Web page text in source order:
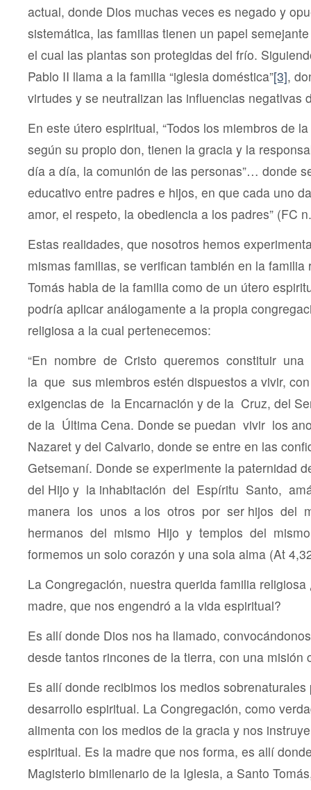
actual, donde Dios muchas veces es negado y
sistemática, las familias tienen un papel
el cual las plantas son protegidas del frío.
Pablo II llama a la familia “iglesia doméstica”[3],
virtudes y se neutralizan las influencias negativas
En este útero espiritual, “Todos los miembros de
según su propio don, tienen la gracia y la
día a día, la comunión de las personas”… donde
educativo entre padres e hijos, en que cada uno
amor, el respeto, la obediencia a los padres” (FC
Estas realidades, que nosotros hemos
mismas familias, se verifican también en la familia
Tomás habla de la familia como de un útero
podría aplicar análogamente a la propia
religiosa a la cual pertenecemos:
“En nombre de Cristo queremos constituir
la que sus miembros estén dispuestos a vivir,
exigencias de la Encarnación y de la Cruz, del
de la Última Cena. Donde se puedan vivir los
Nazaret y del Calvario, donde se entre en las
Getsemaní. Donde se experimente la paternidad
del Hijo y la inhabitación del Espíritu Santo,
manera los unos a los otros por ser hijos del
hermanos del mismo Hijo y templos del
formemos un solo corazón y una sola alma (At
La Congregación, nuestra querida familia
madre, que nos engendró a la vida espiritual?
Es allí donde Dios nos ha llamado,
desde tantos rincones de la tierra, con una misión
Es allí donde recibimos los medios sobrenaturales
desarrollo espiritual. La Congregación, como
alimenta con los medios de la gracia y nos
espiritual. Es la madre que nos forma, es allí
Magisterio bimilenario de la Iglesia, a Santo